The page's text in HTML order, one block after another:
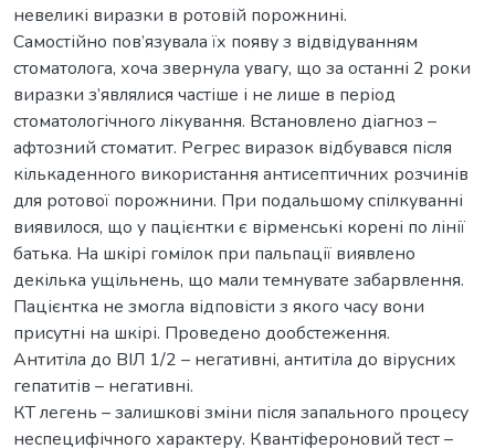
невеликі виразки в ротовій порожнині.
Самостійно пов’язувала їх появу з відвідуванням
стоматолога, хоча звернула увагу, що за останні 2 роки
виразки з’являлися частіше і не лише в період
стоматологічного лікування. Встановлено діагноз –
афтозний стоматит. Регрес виразок відбувався після
кількаденного використання антисептичних розчинів
для ротової порожнини. При подальшому спілкуванні
виявилося, що у пацієнтки є вірменські корені по лінії
батька. На шкірі гомілок при пальпації виявлено
декілька ущільнень, що мали темнувате забарвлення.
Пацієнтка не змогла відповісти з якого часу вони
присутні на шкірі. Проведено дообстеження.
Антитіла до ВІЛ 1/2 – негативні, антитіла до вірусних
гепатитів – негативні.
КТ легень – залишкові зміни після запального процесу
неспецифічного характеру. Квантіфероновий тест –